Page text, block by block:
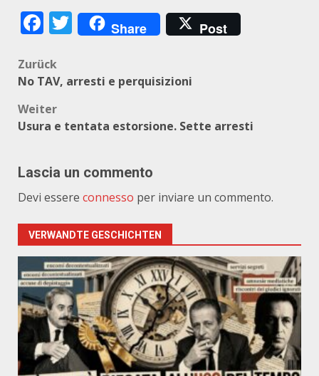
Facebook
Twitter
Share Post
Beitragsnavigation
Zurück
No TAV, arresti e perquisizioni
Weiter
Usura e tentata estorsione. Sette arresti
Lascia un commento
Devi essere connesso per inviare un commento.
VERWANDTE GESCHICHTEN